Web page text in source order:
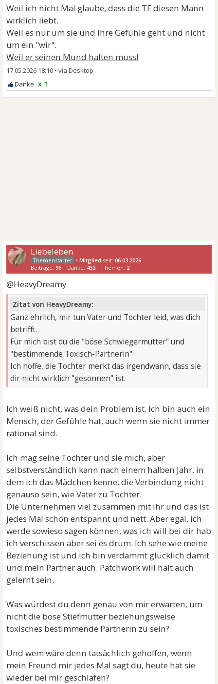
Weil ich nicht Mal glaube, dass die TE diesen Mann
wirklich liebt.
Weil es nur um sie und ihre Gefühle geht und nicht
um ein "wir".
Weil er seinen Mund halten muss!
17.05.2026 18:10 •
x 1
Liebeleben
•Mitglied seit:06.03.2026
Beiträge:96 Danke: 432 Themen: 2
@HeavyDreamy
Zitat von HeavyDreamy:
Ganz ehrlich, mir tun Vater und Tochter leid, was dich
betrifft.
Für mich bist du die "böse Schwiegermutter" und
"bestimmende Toxisch-Partnerin"
Ich hoffe, die Tochter merkt das irgendwann, dass sie
dir nicht wirklich "gesonnen" ist.
Ich weiß nicht, was dein Problem ist. Ich bin auch ein
Mensch, der Gefühle hat, auch wenn sie nicht immer
rational sind.
Ich mag seine Tochter und sie mich, aber
selbstverständlich kann nach einem halben Jahr, in
dem ich das Mädchen kenne, die Verbindung nicht
genauso sein, wie Vater zu Tochter.
Die Unternehmen viel zusammen mit ihr und das ist
jedes Mal schön entspannt und nett. Aber egal, ich
werde sowieso sagen können, was ich will bei dir hab
ich verschissen aber sei es drum. Ich sehe wie meine
Beziehung ist und ich bin verdammt glücklich damit
und mein Partner auch. Patchwork will halt auch
gelernt sein.
Was würdest du denn genau von mir erwarten, um
nicht die böse Stiefmutter beziehungsweise
toxisches bestimmende Partnerin zu sein?
Und wem wäre denn tatsächlich geholfen, wenn
mein Freund mir jedes Mal sagt du, heute hat sie
wieder bei mir geschlafen?